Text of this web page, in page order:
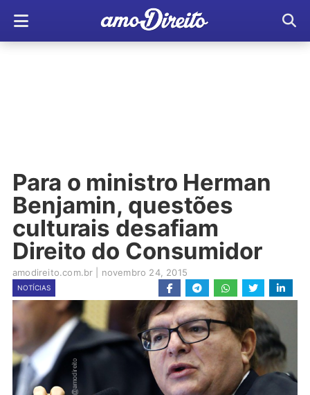
Para o ministro Herman
Benjamin, questões
culturais desafiam
Direito do Consumidor
amodireito.com.br novembro 24, 2015
NOTÍCIAS